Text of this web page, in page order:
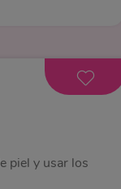
piel y usar los